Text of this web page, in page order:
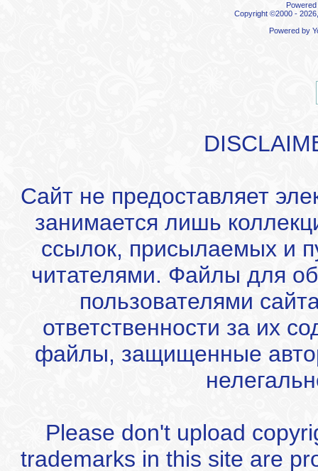
Copyright ©2000 -
Powered by
Сайт не предоставляет
занимается лишь
ссылок, присылаемых и
читателями. Файлы для
пользователями
ответственности за их
файлы, защищенные
Please don't upload
trademarks in this site are